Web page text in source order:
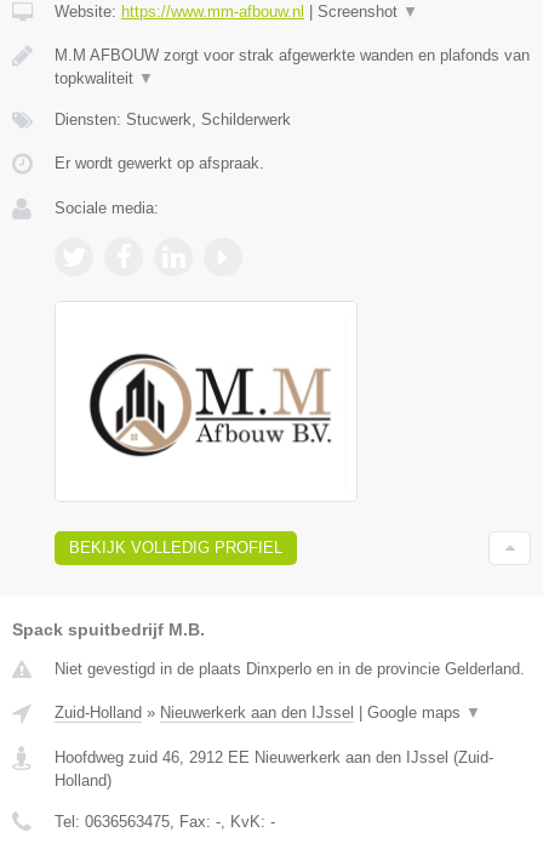
Website: https://www.mm-afbouw.nl Screenshot ▼
M.M AFBOUW zorgt voor strak afgewerkte wanden en plafonds van
topkwaliteit ▼
Diensten: Stucwerk, Schilderwerk
Er wordt gewerkt op afspraak.
Sociale media:
BEKIJK VOLLEDIG PROFIEL
Spack spuitbedrijf M.B.
Niet gevestigd in de plaats Dinxperlo en in de provincie Gelderland.
Zuid-Holland » Nieuwerkerk aan den IJssel Google maps ▼
Hoofdweg zuid 46 2912 EE Nieuwerkerk aan den IJssel (Zuid-
Holland)
Tel: 0636563475 , Fax: - , KvK: -